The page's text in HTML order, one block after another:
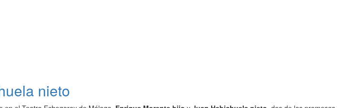
nieto